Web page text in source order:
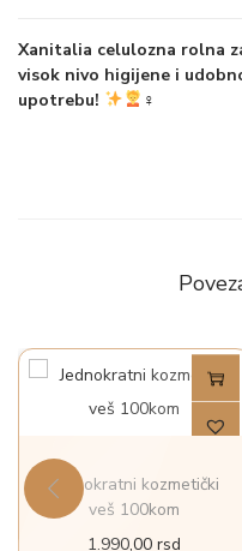
a
Xanitalia celulozna rolna
visok nivo higijene i
upotrebu!
‍♀
Jednokratni kozmetički
veš 100kom
1.990,00 rsd